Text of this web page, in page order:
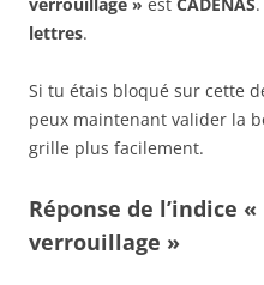
lettres.
Si tu étais bloqué sur cette
peux maintenant valider la
grille plus facilement.
Réponse de l’indice
verrouillage »